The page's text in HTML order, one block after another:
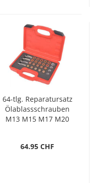
64-tlg. Reparatursatz
Ölablassschrauben
M13 M15 M17 M20
64.95 CHF